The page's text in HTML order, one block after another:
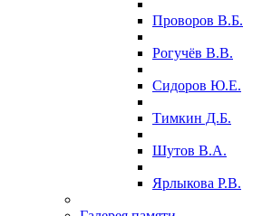
Проворов В.Б.
Рогучёв В.В.
Сидоров Ю.Е.
Тимкин Д.Б.
Шутов В.А.
Ярлыкова Р.В.